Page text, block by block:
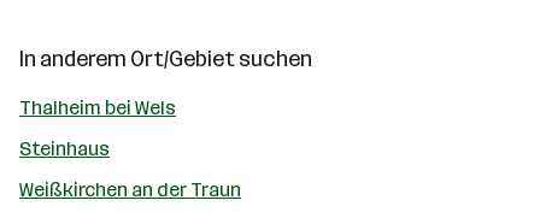
In anderem Ort/Gebiet suchen
Thalheim bei Wels
Steinhaus
Weißkirchen an der Traun